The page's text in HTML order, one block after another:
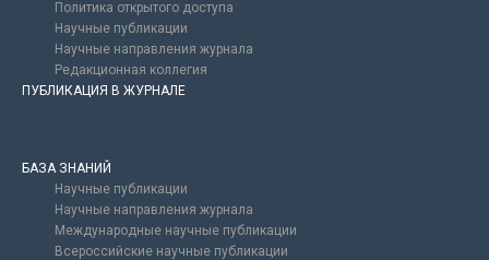
Политика открытого доступа
Научные публикации
Научные направления журнала
Редакционная коллегия
ПУБЛИКАЦИЯ В ЖУРНАЛЕ
БАЗА ЗНАНИЙ
Научные публикации
Научные направления журнала
Международные научные публикации
Всероссийские научные публикации